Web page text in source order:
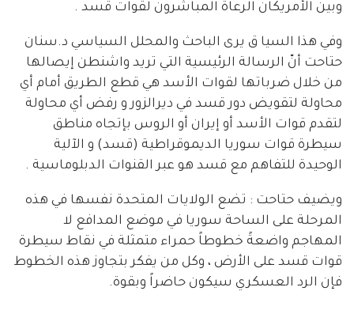
وبين الأمريكان الرعاة المباشرون لقوات قسد .
وفي هذا السيا ق يرى الباحث والمحلل السياسي د.سنان
حتاحت أنّ الرسالة الرئيسية التي تريد واشنطن إيصالها
من خلال ضرباتها لقوات الأسد هي قطع الطريق أمام أي
محاولة لتقويض دور قسد في ديرالزور و رفض أي محاولة
لتقدم قوات الأسد أو إيران أو الروس بإتجاه مناطق
سيطرة قوات سوريا الديموقراطية (قسد) و الآلية
الوحيدة للتفاهم مع قسد هو عبر القنوات الدبلوماسية .
ويضيف حتاحت : تضع الولايات المتحدة نفسها في هذه
المرحلة على الساحة سوريا في موضع المدافع لا
المهاجم واضعةً خطوطاً حمراء متمثلة في نقاط سيطرة
قوات قسد على الأرض ، وكل من يفكر بتجاوز هذه الخطوط
فإن الرد العسكري سيكون حاضراً وبقوة.